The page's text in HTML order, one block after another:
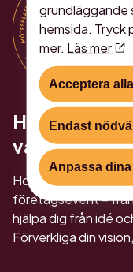
Håll din
vackra
Hos oss finns alla
företagsevent –
hjälpa dig från idé
Förverkliga din
grundläggande
hemsida. Tryck
mer. Läs mer
Acceptera alla
Endast
Anpassa dina